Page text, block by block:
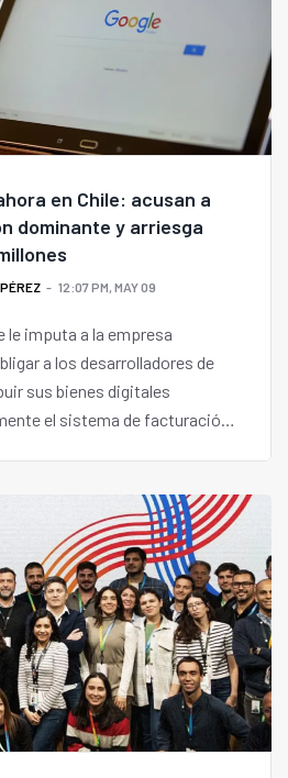
en Chile: acusan a
dominante y arriesga
12:07 PM, MAY 09
imputa a la empresa
a los desarrolladores de
sus bienes digitales
el sistema de facturación